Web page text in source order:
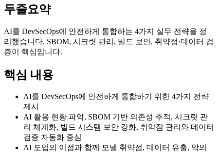
두줄요약
AI를 DevSecOps에 안전하게 통합하는 4가지 실무 전략을 정
리했습니다. SBOM, 시크릿 관리, 빌드 보안, 취약점·데이터 검
증이 핵심입니다.
핵심 내용
AI를 DevSecOps에 안전하게 통합하기 위한 4가지 전략
제시
AI 활용 현황 파악, SBOM 기반 의존성 추적, 시크릿 관
리 체계화, 빌드 시스템 보안 강화, 취약점 관리와 데이터
검증 자동화 중심
AI 도입의 이점과 함께 모델 취약점, 데이터 유출, 악의